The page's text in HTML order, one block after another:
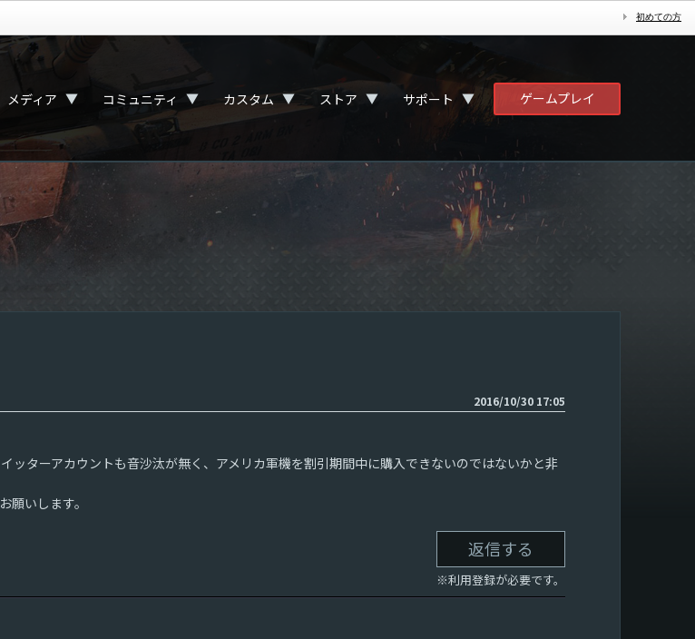
初めての方
メディア ▼ コミュニティ ▼ カスタム ▼ ストア ▼ サポート ▼ ゲームプレイ
2016/10/30 17:05
ッターアカウントも音沙汰が無く、アメリカ軍機を割引期間中に購入できないのではないかと非
いします。
返信する
※利用登録が必要です。